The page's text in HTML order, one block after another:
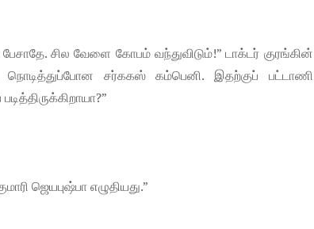
சில வேளை கோபம் வந்துவிடும்!” டாக்டர் குரங்கின்
சர்ககஸ் கம்பெனி. இதற்குப் பட்டாணி
ஜெயபுஷ்பா எழுதியது.”